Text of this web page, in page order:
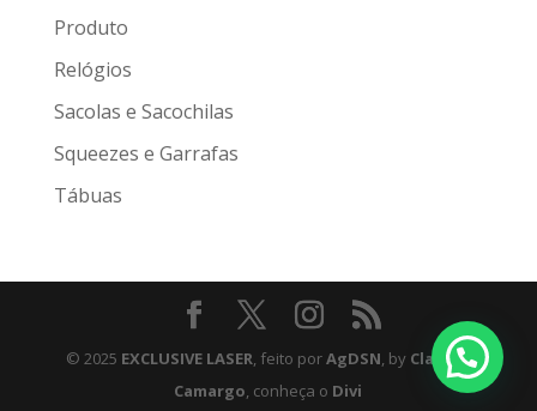
Produto
Relógios
Sacolas e Sacochilas
Squeezes e Garrafas
Tábuas
© 2025 EXCLUSIVE LASER, feito porAgDSN, by Claudio
Camargo, conheça o Divi